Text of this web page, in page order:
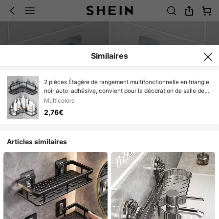
Similaires
2 pièces Étagère de rangement multifonctionnelle en triangle
noir auto-adhésive, convient pour la décoration de salle de
bain, cuisine, cosmétiques, fournitures de douche, rangement
de salle de bain à la maison et en dortoir, décoration
d'automne et rentrée scolaire
Multicolore
2,76€
Articles similaires